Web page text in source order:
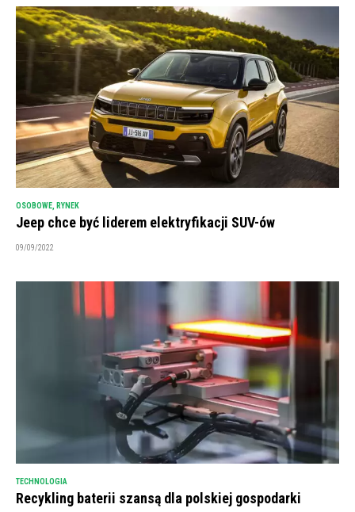
OSOBOWE, RYNEK
Jeep chce być liderem elektryfikacji SUV-ów
09/09/2022
TECHNOLOGIA
Recykling baterii szansą dla polskiej gospodarki